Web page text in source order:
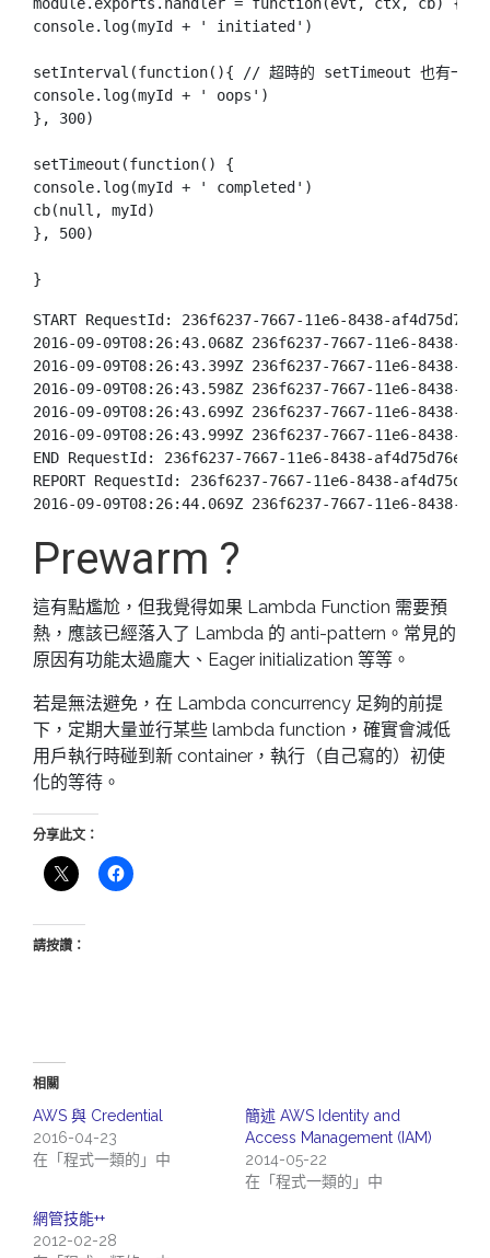
console.log(myId + ' initiated')
setInterval(function(){ // 超時的 setTimeout 也有一樣
console.log(myId + ' oops')
}, 300)
setTimeout(function() {
console.log(myId + ' completed')
cb(null, myId)
}, 500)
START RequestId: 236f6237-7667-11e6-8438-
2016-09-09T08:26:43.068Z 236f6237-7667-11e6-8438-
2016-09-09T08:26:43.399Z 236f6237-7667-11e6-8438-
2016-09-09T08:26:43.598Z 236f6237-7667-11e6-8438-
2016-09-09T08:26:43.699Z 236f6237-7667-11e6-8438-
2016-09-09T08:26:43.999Z 236f6237-7667-11e6-8438-
END RequestId: 236f6237-7667-11e6-8438-af4d75d76e02
REPORT RequestId: 236f6237-7667-11e6-8438-
Prewarm ?
這有點尷尬，但我覺得如果 Lambda Function 需要預
熱，應該已經落入了 Lambda 的 anti-pattern。常見的
原因有功能太過龐大、Eager initialization 等等。
若是無法避免，在 Lambda concurrency 足夠的前提
下，定期大量並行某些 lambda function，確實會減低
用戶執行時碰到新 container，執行（自己寫的）初使
化的等待。
分享此文：
請按讚：
相關
AWS 與 Credential
2016-04-23
在「程式一類的」中
簡述 AWS Identity and
Access Management (IAM)
2014-05-22
在「程式一類的」中
網管技能++
2012-02-28